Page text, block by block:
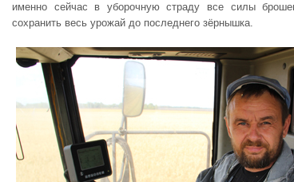
именно сейчас в уборочную страду все силы
сохранить весь урожай до последнего зёрнышка.